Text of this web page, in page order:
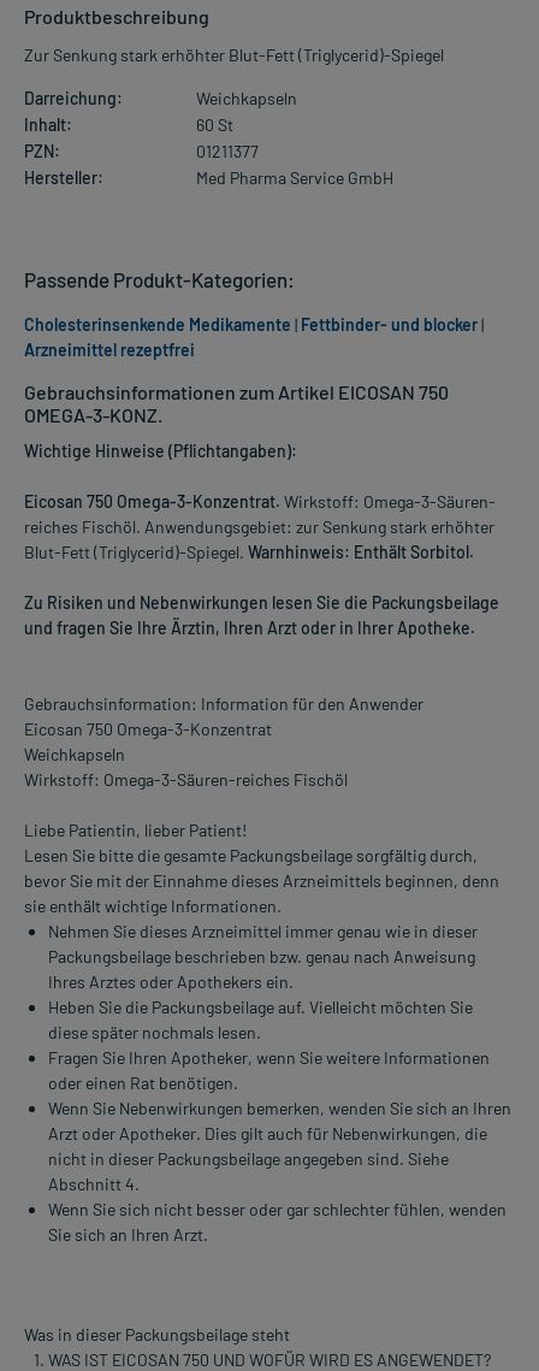
Produktbeschreibung
Zur Senkung stark erhöhter Blut-Fett (Triglycerid)-Spiegel
Darreichung:
Weichkapseln
Inhalt:
60 St
PZN:
01211377
Hersteller:
Med Pharma Service GmbH
Gebrauchsinformationen zum Artikel EICOSAN 750
OMEGA-3-KONZ.
Wichtige Hinweise (Pflichtangaben):
Eicosan 750 Omega-3-Konzentrat. Wirkstoff: Omega-3-Säuren-
reiches Fischöl. Anwendungsgebiet: zur Senkung stark erhöhter
Blut-Fett (Triglycerid)-Spiegel. Warnhinweis: Enthält Sorbitol.
Zu Risiken und Nebenwirkungen lesen Sie die Packungsbeilage
und fragen Sie Ihre Ärztin, Ihren Arzt oder in Ihrer Apotheke.
Gebrauchsinformation: Information für den Anwender
Eicosan 750 Omega-3-Konzentrat
Weichkapseln
Wirkstoff: Omega-3-Säuren-reiches Fischöl
Liebe Patientin, lieber Patient!
Lesen Sie bitte die gesamte Packungsbeilage sorgfältig durch,
bevor Sie mit der Einnahme dieses Arzneimittels beginnen, denn
sie enthält wichtige Informationen.
Nehmen Sie dieses Arzneimittel immer genau wie in dieser
Packungsbeilage beschrieben bzw. genau nach Anweisung
Ihres Arztes oder Apothekers ein.
Heben Sie die Packungsbeilage auf. Vielleicht möchten Sie
diese später nochmals lesen.
Fragen Sie Ihren Apotheker, wenn Sie weitere Informationen
oder einen Rat benötigen.
Wenn Sie Nebenwirkungen bemerken, wenden Sie sich an Ihren
Arzt oder Apotheker. Dies gilt auch für Nebenwirkungen, die
nicht in dieser Packungsbeilage angegeben sind. Siehe
Abschnitt 4.
Wenn Sie sich nicht besser oder gar schlechter fühlen, wenden
Sie sich an Ihren Arzt.
Was in dieser Packungsbeilage steht
WAS IST EICOSAN 750 UND WOFÜR WIRD ES ANGEWENDET?
Passende Produkt-Kategorien:
Cholesterinsenkende Medikamente | Fettbinder- und blocker|
Arzneimittel rezeptfrei